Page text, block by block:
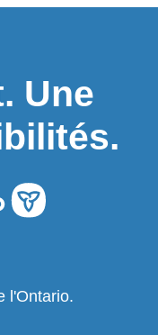
Une
l'Ontario.